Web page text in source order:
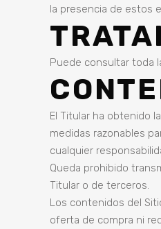
la presencia de estos
Puede consultar toda
El Titular ha obtenido
medidas razonables
cualquier
Queda prohibido
Titular o de terceros.
Los contenidos del
oferta de compra ni